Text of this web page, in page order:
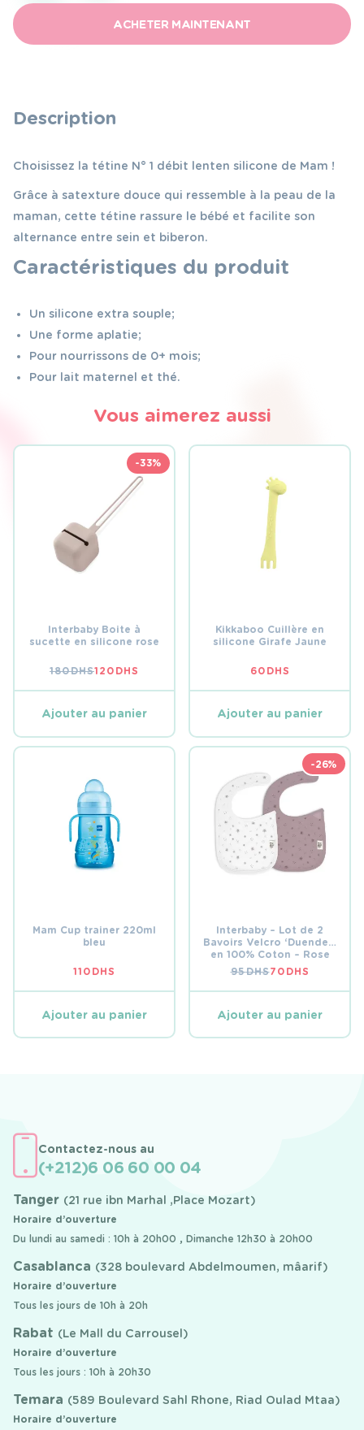
N°
1
ACHETER MAINTENANT
Description
Choisissez la tétine N° 1 débit lent en silicone de Mam !
Grâce à sa texture douce qui ressemble à la peau de la
maman, cette tétine rassure le bébé et facilite son
alternance entre sein et biberon.
Caractéristiques du produit
Un silicone extra souple;
Une forme aplatie;
Pour nourrissons de 0+ mois;
Pour lait maternel et thé.
Vous aimerez aussi
-33%
Interbaby Boite à
sucette en silicone rose
180DHSLE
PRIX
ÉTAIT :
120 DHS
LE
PRIX
EST :
Ajouter au panier
Kikkaboo Cuillère en
silicone Girafe Jaune
60 DHS
Ajouter au panier
Mam Cup trainer 220ml
bleu
110 DHS
Ajouter au panier
-26%
Interbaby – Lot de 2
Bavoirs Velcro ‘Duendes’
en 100% Coton – Rose
Foncé
95DHSLE
PRIX
ÉTAIT :
70 DHS
LE
PRIX
EST :
Ajouter au panier
Contactez-nous au
(+212)6 06 60 00 04
Tanger (21 rue ibn Marhal ,Place Mozart)
Horaire d’ouverture
Du lundi au samedi : 10h à 20h00 , Dimanche 12h30 à 20h00
Casablanca (328 boulevard Abdelmoumen, mâarif)
Horaire d’ouverture
Tous les jours de 10h à 20h
Rabat (Le Mall du Carrousel)
Horaire d’ouverture
Tous les jours : 10h à 20h30
Temara (589 Boulevard Sahl Rhone, Riad Oulad Mtaa)
Horaire d’ouverture